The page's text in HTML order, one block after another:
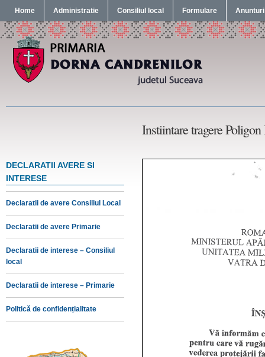
Home Administratie Consiliul local Formulare Anunturi
Instiintare tragere Poligon
DECLARATII AVERE SI
INTERESE
Declaratii de avere Consiliul Local
Declaratii de avere Primarie
Declaratii de interese – Consiliul
local
Declaratii de interese – Primarie
Politică de confidențialitate